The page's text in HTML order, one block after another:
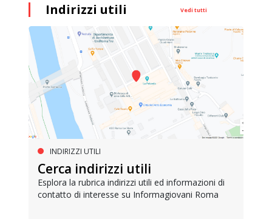
Indirizzi utili Vedi tutti
INDIRIZZI UTILI
Cerca indirizzi utili
Esplora la rubrica indirizzi utili ed informazioni di
contatto di interesse su Informagiovani Roma